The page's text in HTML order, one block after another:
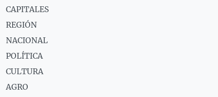
CAPITALES
REGIÓN
NACIONAL
POLÍTICA
CULTURA
AGRO